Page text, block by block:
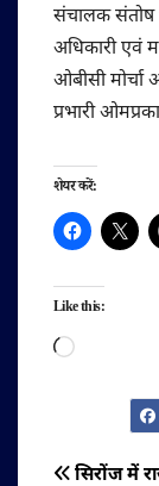
संचालक संतोष
अधिकारी एवं
ओबीसी मोर्चा
प्रभारी
शेयर करें:
Like this:
Loading…
सिरोंज में